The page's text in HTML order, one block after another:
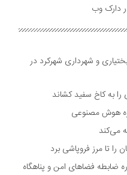
و شهرداری شهرکرد در
به کاخ سفید کشاند
هوش مصنوعی
می‌کند
تا مرز فروپاشی برد
ضابطه فضا‌های امن و پناهگاه